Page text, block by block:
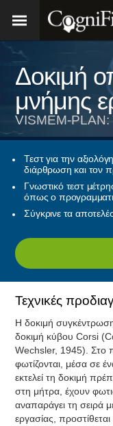
Δοκιμή
μνήμης
VISMEM-PLAN:
Τεστ για την
διάρθρωση και τον
Γνωστικό τεστ
όπως ο
Σύγκρινε τα
Τεχνικές
Η δοκιμή
δοκιμή κύβου Corsi
Wechsler, 1945). Στο
φωτίζονται, μέσα σε
εκτελεί τη δοκιμή
στη μήτρα, έχουν
αναπαράγει τη σειρά
εργασίας,